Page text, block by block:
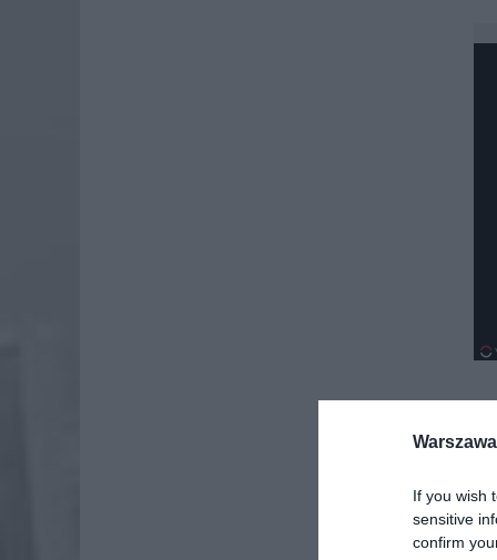
If you wish
sensitive
confirm